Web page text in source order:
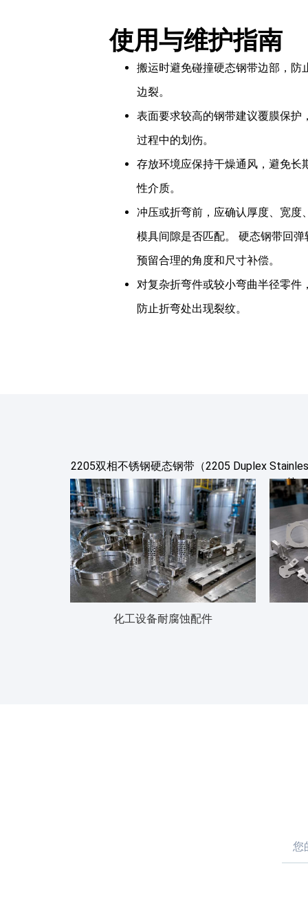
使用与维护指南
搬运时避免碰撞硬态钢带边部，防
边裂。
表面要求较高的钢带建议覆膜保护
过程中的划伤。
存放环境应保持干燥通风，避免长
性介质。
冲压或折弯前，应确认厚度、宽度
模具间隙是否匹配。 硬态钢带回
预留合理的角度和尺寸补偿。
对复杂折弯件或较小弯曲半径零件
防止折弯处出现裂纹。
2205双相不锈钢硬态钢带（2205 Duplex
件
化工设备耐腐蚀配件